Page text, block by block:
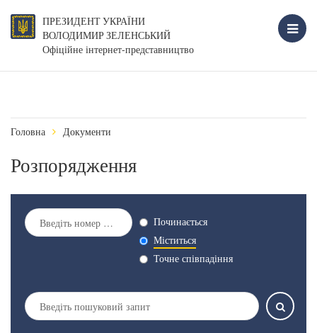
ПРЕЗИДЕНТ УКРАЇНИ
ВОЛОДИМИР ЗЕЛЕНСЬКИЙ
Офіційне інтернет-представництво
Головна Документи
Розпорядження
Починається
Міститься
Точне співпадіння